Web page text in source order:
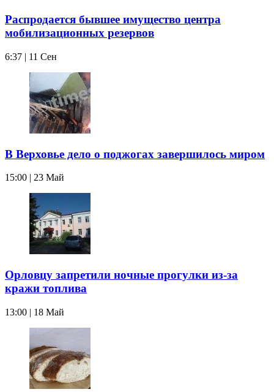
Распродается бывшее имущество центра
мобилизационных резервов
6:37 | 11 Сен
В Верховье дело о поджогах завершилось миром
15:00 | 23 Май
Орловцу запретили ночные прогулки из-за
кражи топлива
13:00 | 18 Май